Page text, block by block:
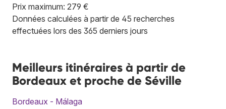
Prix maximum: 279 €
Données calculées à partir de 45 recherches
effectuées lors des 365 derniers jours
Meilleurs itinéraires à partir de
Bordeaux et proche de Séville
Bordeaux - Málaga